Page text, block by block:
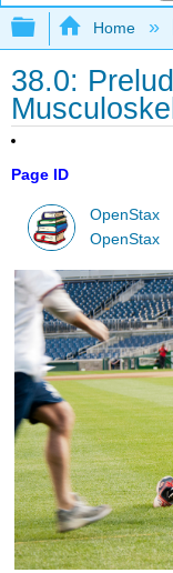
Expand/
Home
38.0:
Page ID
OpenStax
OpenStax